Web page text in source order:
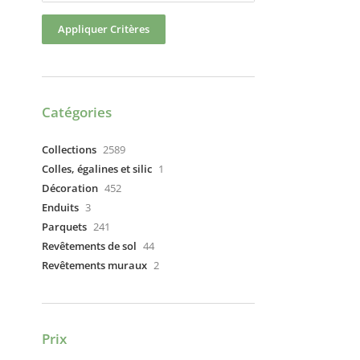
Appliquer Critères
Catégories
Collections 2589
Colles, égalines et silic 1
Décoration 452
Enduits 3
Parquets 241
Revêtements de sol 44
Revêtements muraux 2
Prix